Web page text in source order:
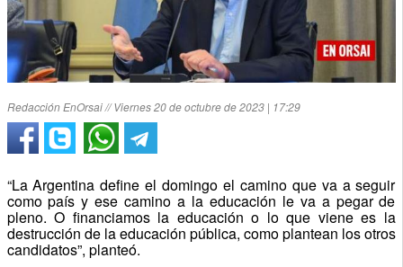
Redacción EnOrsai // Viernes 20 de octubre de 2023 | 17:29
“La Argentina define el domingo el camino que va a seguir
como país y ese camino a la educación le va a pegar de
pleno. O financiamos la educación o lo que viene es la
destrucción de la educación pública, como plantean los otros
candidatos”, planteó.